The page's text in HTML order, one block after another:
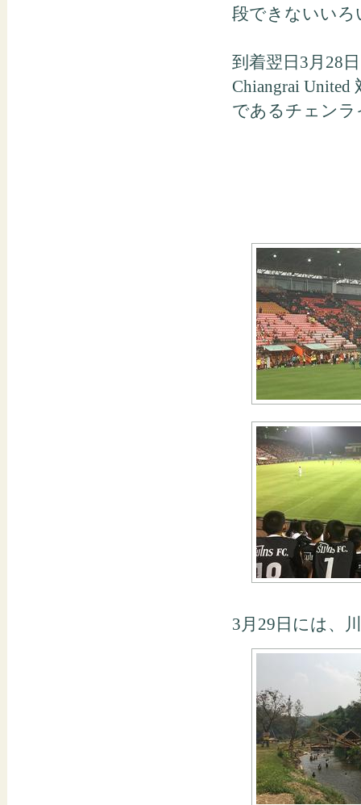
段できないい
到着翌日3月28
Chiangrai
であるチェン
3月29日には、